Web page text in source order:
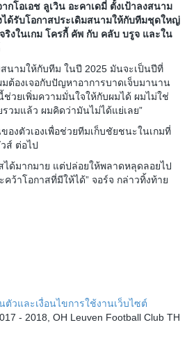
กโอเอช ลูเวิน อะคาเดมี่ ตั้งเป้าลงสนาม
ได้รับโอกาสประเดิมสนามให้กับทีมชุดใหญ่
ริงในเกม โครกี้ คัพ กับ คลับ บรูจ และใน
นามให้กับทีม ในปี 2025 มันจะเป็นปีที่
ต้องเจอกับปัญหาอาการบาดเจ็บมานาน
วยเพิ่มความมั่นใจให้กับผมได้ ผมไม่ใช่
วมแล้ว ผมคิดว่ามันไม่ได้แย่เลย”
องตัวเองเพื่อช่วยทีมเก็บชัยชนะในเกมที่
ส์ ต่อไป
สได้มากมาย แต่ปล่อยให้พลาดหลุดลอยไป
ว้าโอกาสที่มีให้ได้” จอร์จ กล่าวทิ้งท้าย
วและเงื่อนไขการใช้งานเว็บไซต์
- 2018, OH Leuven Football Club TH